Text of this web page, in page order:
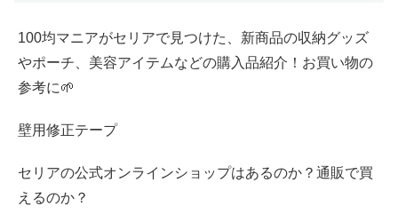
100均マニアがセリアで見つけた、新商品の収納グッズ
やポーチ、美容アイテムなどの購入品紹介！お買い物の
参考に🌱
壁用修正テープ
セリアの公式オンラインショップはあるのか？通販で買
えるのか？